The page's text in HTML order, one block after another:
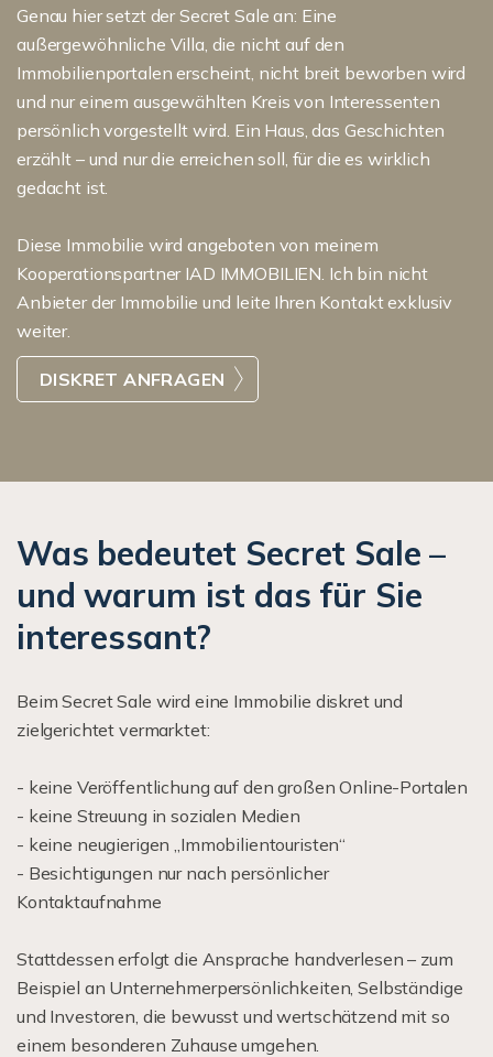
Genau hier setzt der Secret Sale an: Eine
außergewöhnliche Villa, die nicht auf den
Immobilienportalen erscheint, nicht breit beworben wird
und nur einem ausgewählten Kreis von Interessenten
persönlich vorgestellt wird. Ein Haus, das Geschichten
erzählt – und nur die erreichen soll, für die es wirklich
gedacht ist.
Diese Immobilie wird angeboten von meinem
Kooperationspartner IAD IMMOBILIEN. Ich bin nicht
Anbieter der Immobilie und leite Ihren Kontakt exklusiv
weiter.
DISKRET ANFRAGEN
Was bedeutet Secret Sale –
und warum ist das für Sie
interessant?
Beim Secret Sale wird eine Immobilie diskret und
zielgerichtet vermarktet:
- keine Veröffentlichung auf den großen Online-Portalen
- keine Streuung in sozialen Medien
- keine neugierigen „Immobilientouristen“
- Besichtigungen nur nach persönlicher
Kontaktaufnahme
Stattdessen erfolgt die Ansprache handverlesen – zum
Beispiel an Unternehmerpersönlichkeiten, Selbständige
und Investoren, die bewusst und wertschätzend mit so
einem besonderen Zuhause umgehen.